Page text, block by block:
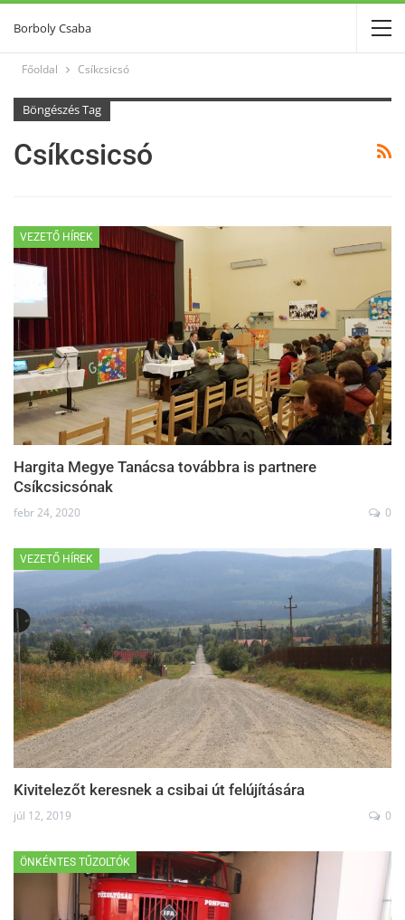
Borboly Csaba
Főoldal Csíkcsicsó
Böngészés Tag
Csíkcsicsó
VEZETŐ HÍREK
Hargita Megye Tanácsa továbbra is partnere
Csíkcsicsónak
febr 24, 2020 0
VEZETŐ HÍREK
Kivitelezőt keresnek a csibai út felújítására
júl 12, 2019 0
ÖNKÉNTES TŰZOLTÓK